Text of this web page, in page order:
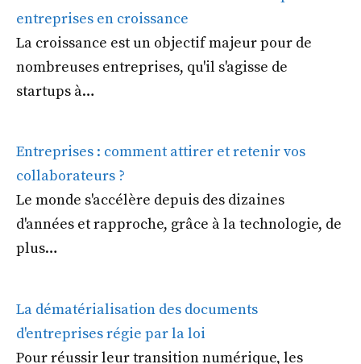
entreprises en croissance
La croissance est un objectif majeur pour de
nombreuses entreprises, qu'il s'agisse de
startups à…
Entreprises : comment attirer et retenir vos
collaborateurs ?
Le monde s'accélère depuis des dizaines
d'années et rapproche, grâce à la technologie, de
plus…
La dématérialisation des documents
d'entreprises régie par la loi
Pour réussir leur transition numérique, les